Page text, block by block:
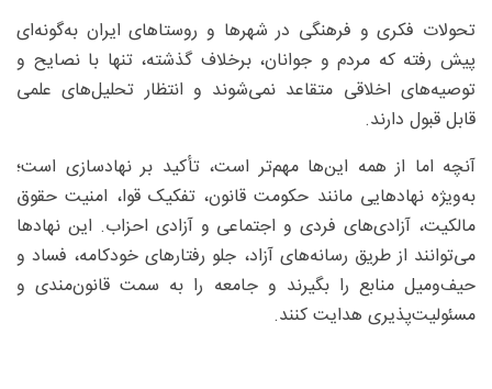
تحولات فکری و فرهنگی در شهرها و روستاهای ایران به‌گونه‌ای
پیش رفته که مردم و جوانان، برخلاف گذشته، تنها با نصایح و
توصیه‌های اخلاقی متقاعد نمی‌شوند و انتظار تحلیل‌های علمی
قابل قبول دارند.
آنچه اما از همه این‌ها مهم‌تر است، تأکید بر نهادسازی است؛
به‌ویژه نهادهایی مانند حکومت قانون، تفکیک قوا، امنیت حقوق
مالکیت، آزادی‌های فردی و اجتماعی و آزادی احزاب. این نهادها
می‌توانند از طریق رسانه‌های آزاد، جلو رفتارهای خودکامه، فساد و
حیف‌ومیل منابع را بگیرند و جامعه را به سمت قانون‌مندی و
مسئولیت‌پذیری هدایت کنند.